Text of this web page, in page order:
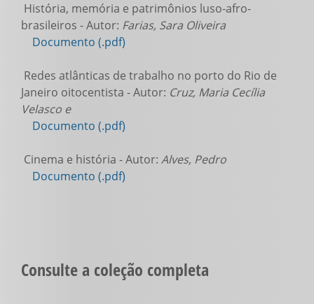
História, memória e patrimônios luso-afro-
brasileiros - Autor: Farias, Sara Oliveira
Documento (.pdf)
Redes atlânticas de trabalho no porto do Rio de
Janeiro oitocentista - Autor: Cruz, Maria Cecília
Velasco e
Documento (.pdf)
Cinema e história - Autor: Alves, Pedro
Documento (.pdf)
Consulte a coleção completa